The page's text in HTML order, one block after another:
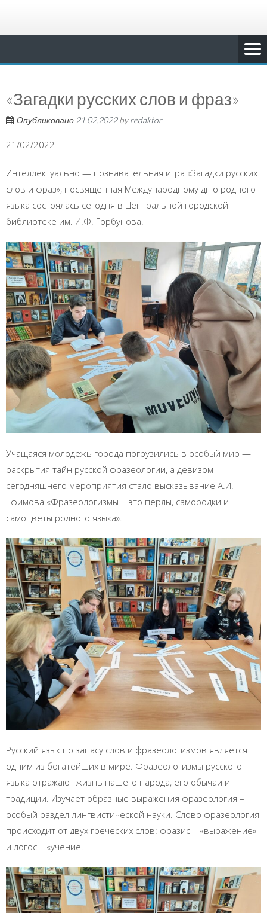
«Загадки русских слов и фраз»
Опубликовано 21.02.2022byredaktor
21/02/2022
Интеллектуально — познавательная игра «Загадки русских
слов и фраз», посвященная Международному дню родного
языка состоялась сегодня в Центральной городской
библиотеке им. И.Ф. Горбунова.
Учащаяся молодежь города погрузились в особый мир —
раскрытия тайн русской фразеологии, а девизом
сегодняшнего мероприятия стало высказывание А.И.
Ефимова «Фразеологизмы – это перлы, самородки и
самоцветы родного языка».
Русский язык по запасу слов и фразеологизмов является
одним из богатейших в мире. Фразеологизмы русского
языка отражают жизнь нашего народа, его обычаи и
традиции. Изучает образные выражения фразеология –
особый раздел лингвистической науки. Слово фразеология
происходит от двух греческих слов: фразис – «выражение»
и логос – «учение.